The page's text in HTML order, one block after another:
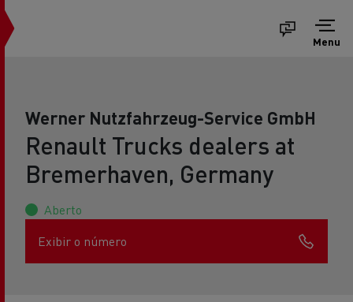
Menu
Werner Nutzfahrzeug-Service GmbH
Renault Trucks dealers at
Bremerhaven, Germany
Aberto
Exibir o número